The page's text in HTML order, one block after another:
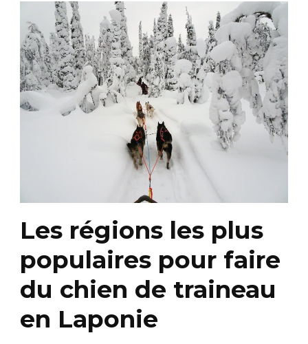
Les régions les plus
populaires pour faire
du chien de traineau
en Laponie